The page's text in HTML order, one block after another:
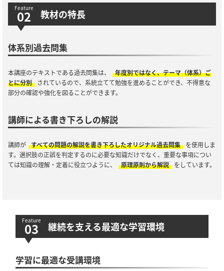
教材の特長
体系別過去問集
本講座のテキストである過去問集は、
年度別ではなく、テーマ（体系）ご
とに分別
されているので、系統立てて勉強を進めることができ、不得意な
部分の確認や強化を図ることができます。
講師による書き下ろしの解説
講師が すべての問題の解説を書き下ろしたオリジナル過去問集
を使用しま
す。選択肢の正誤を判定するのに必要な知識だけでなく、重要な事項につい
ては知識の理解・定着に役立つように、
原理原則から解説 をしています。
継続を支える最適な学習環境
学習に最適な受講環境